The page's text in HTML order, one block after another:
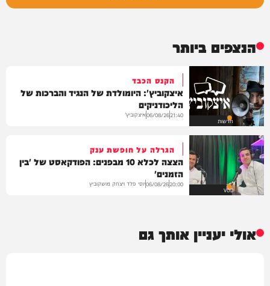
הנצפים ביותר
חדשות
הקנס הכבד
איצקוביץ': היומולדת של הנגיד והברכות של
הליכודניקים
21:40
06/08/26איצקוביץ'
VOD
הגרלה על חופשת ענק
הצצה לכלא 10 מבפנים: הפודקאסט של 'בין
הזמנים'
20:00
06/08/26יוסי פלד ויצחק מושקוביץ
אולי יעניין אותך גם